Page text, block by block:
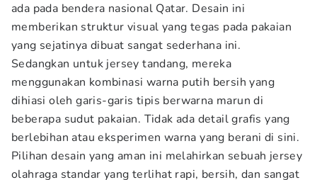
ada pada bendera nasional Qatar. Desain ini
memberikan struktur visual yang tegas pada pakaian
yang sejatinya dibuat sangat sederhana ini.
Sedangkan untuk jersey tandang, mereka
menggunakan kombinasi warna putih bersih yang
dihiasi oleh garis-garis tipis berwarna marun di
beberapa sudut pakaian. Tidak ada detail grafis yang
berlebihan atau eksperimen warna yang berani di sini.
Pilihan desain yang aman ini melahirkan sebuah jersey
olahraga standar yang terlihat rapi, bersih, dan sangat